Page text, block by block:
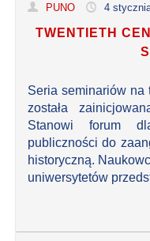
PUNO 4
TWENTIETH
Seria seminariów
została
Stanowi forum
publiczności do
historyczną.
uniwersytetów